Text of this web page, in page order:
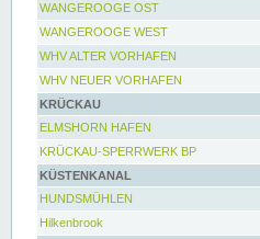
WANGEROOGE OST
WANGEROOGE WEST
WHV ALTER VORHAFEN
WHV NEUER VORHAFEN
KRÜCKAU
ELMSHORN HAFEN
KRÜCKAU-SPERRWERK BP
KÜSTENKANAL
HUNDSMÜHLEN
Hilkenbrook